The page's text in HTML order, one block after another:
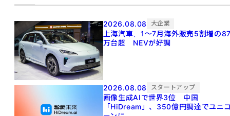
2026.08.08 大企業
上海汽車、1～7月海外販売5割増の
万台超 NEVが好調
2026.08.08 スタートアップ
画像生成AIで世界3位 中国
「HiDream」、350億円調達でユニ